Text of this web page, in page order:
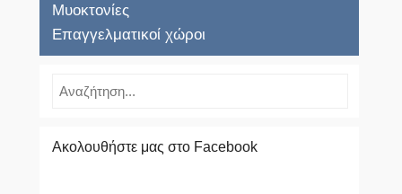
Μυοκτονίες
Επαγγελματικοί χώροι
Search
Ακολουθήστε μας στο Facebook